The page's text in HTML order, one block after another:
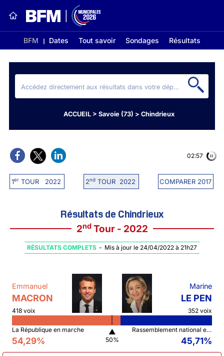
BFM Dates Tout savoir Sondages Résultats
ACCUEIL > Savoie (73) > Chindrieux
1erTOUR 2022 2ndTOUR 2022 COMPARER 2017
02:56
Résultats de Chindrieux
2ndTour - 2022
RÉSULTATS COMPLETS - Mis à jour le 24/04/2022 à 21h27
Emmanuel
MACRON
418 voix
Marine
LE PEN
352 voix
La République en marche
54,29%
▲
50%
Rassemblement national et ses alliés
45,71%